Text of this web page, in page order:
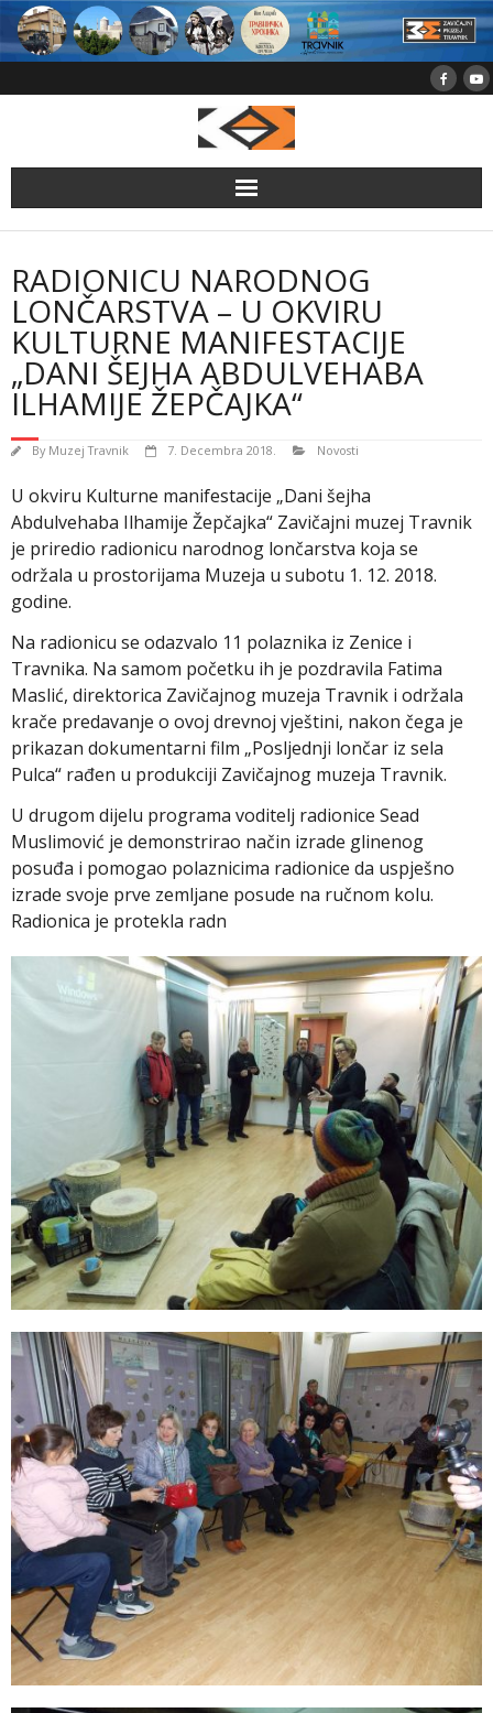
Skip
content
RADIONICU NARODNOG
LONČARSTVA – U OKVIRU
KULTURNE MANIFESTACIJE
„DANI ŠEJHA ABDULVEHABA
ILHAMIJE ŽEPČAJKA“
By Muzej Travnik 7. Decembra 2018. Novosti
U okviru Kulturne manifestacije „Dani šejha
Abdulvehaba Ilhamije Žepčajka“ Zavičajni muzej Travnik
je priredio radionicu narodnog lončarstva koja se
održala u prostorijama Muzeja u subotu 1. 12. 2018.
godine.
Na radionicu se odazvalo 11 polaznika iz Zenice i
Travnika. Na samom početku ih je pozdravila Fatima
Maslić, direktorica Zavičajnog muzeja Travnik i održala
krače predavanje o ovoj drevnoj vještini, nakon čega je
prikazan dokumentarni film „Posljednji lončar iz sela
Pulca“ rađen u produkciji Zavičajnog muzeja Travnik.
U drugom dijelu programa voditelj radionice Sead
Muslimović je demonstrirao način izrade glinenog
posuđa i pomogao polaznicima radionice da uspješno
izrade svoje prve zemljane posude na ručnom kolu.
Radionica je protekla radn